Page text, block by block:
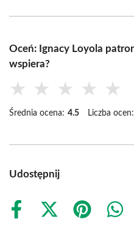
Oceń: Ignacy Loyola
wspiera?
★ ★ ★ ★ ★
Średnia ocena: 4.5 Liczba ocen:
Udostępnij
Share
Share
Share
Share